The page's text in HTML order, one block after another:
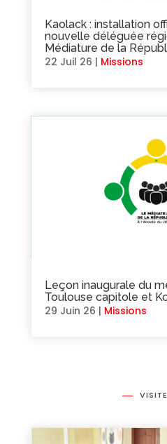
Kaolack : installation
nouvelle déléguée
Médiature de la
22 Juil 26 | Missions
Leçon inaugurale du
Toulouse capitole et
29 Juin 26 | Missions